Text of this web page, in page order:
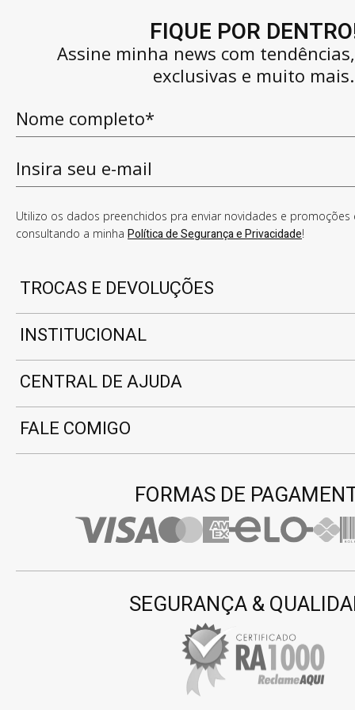
FIQUE POR
Assine minha news com
exclusivas e muito mais.
Utilizo os dados preenchidos pra enviar novidades e promoções
consultando a minha Política de Segurança e Privacidade!
TROCAS E DEVOLUÇÕES
INSTITUCIONAL
CENTRAL DE AJUDA
FALE COMIGO
SEGURANÇA &
FORMAS DE